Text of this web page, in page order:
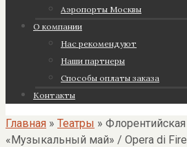
Аэропорты Москвы
О компании
Нас рекомендуют
Наши партнеры
Cпособы оплаты заказа
Контакты
Главная » Театры »
«Музыкальный май» / Opera di